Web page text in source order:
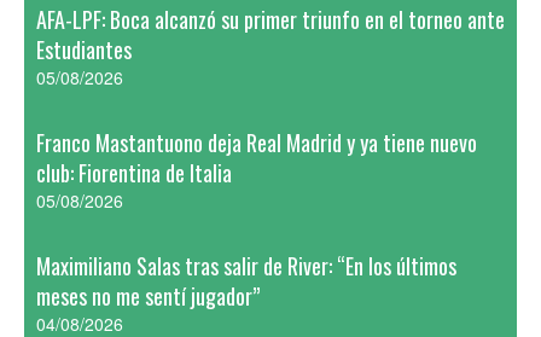
AFA-LPF: Boca alcanzó su primer triunfo en el torneo ante
Estudiantes
05/08/2026
Franco Mastantuono deja Real Madrid y ya tiene nuevo
club: Fiorentina de Italia
05/08/2026
Maximiliano Salas tras salir de River: “En los últimos
meses no me sentí jugador”
04/08/2026